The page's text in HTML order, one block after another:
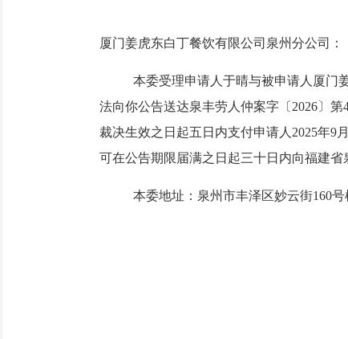
厦门姜虎东白丁餐饮有限公司泉州分公司 ：
本委受理申请人于晴与被申请人 厦门
法向你公告送达泉丰劳人仲案字〔 2026〕第
裁决生效之日起五日内支付申请人 2025年9
可在公告期限届满之日起三十日内向福建
本委地址： 泉州市丰泽区妙云街160